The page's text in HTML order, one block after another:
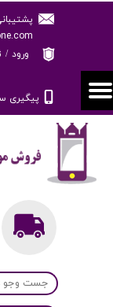
پیگیری سفارش:
ورود /
حساب کاربری من
تغییر گذر واژه
سفارشات
خروج از حساب